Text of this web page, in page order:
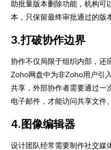
助批量版本删除功能，机构可
本，只保留最终审批通过的版
3.打破协作边界
协作不仅局限于组织内部，还
Zoho网盘中为非Zoho用户引
共享，外部协作者需要通过一
电子邮件，才能访问共享文件。
4. 图像编辑器
设计团队经常需要制作社交媒